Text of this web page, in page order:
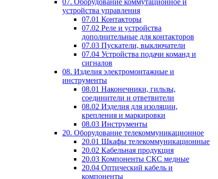
устройства управления
07.01 Контакторы
07.02 Реле и устройства
дополнительные для контакторов
07.03 Пускатели, выключатели
07.04 Устройства подачи команд и
сигналов
08. Изделия электромонтажные и
инструменты
08.01 Наконечники, гильзы,
соединители и ответвители
08.02 Изделия для изоляции,
крепления и маркировки
08.03 Инструменты
20. Оборудование телекоммуникационное
20.01 Шкафы телекоммуникационные
20.02 Кабельная продукция
20.03 Компоненты СКС медные
20.04 Оптический кабель и
компоненты